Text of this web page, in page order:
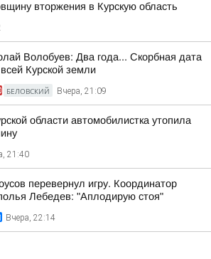
вторжения в Курскую область
Волобуев: Два года... Скорбная дата
Курской земли
БЕЛОВСКИЙ Вчера, 21:09
области автомобилистка утопила
21:40
перевернул игру. Координатор
Лебедев: "Аплодирую стоя"
Вчера, 22:14